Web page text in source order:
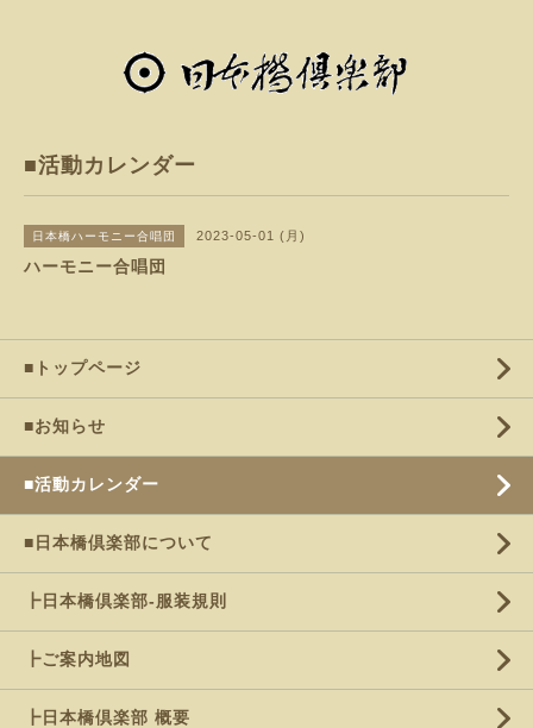
■活動カレンダー
日本橋ハーモニー合唱団 2023-05-01 (月)
ハーモニー合唱団
■トップページ
■お知らせ
■活動カレンダー
■日本橋倶楽部について
┣日本橋倶楽部-服装規則
┣ご案内地図
┣日本橋倶楽部 概要